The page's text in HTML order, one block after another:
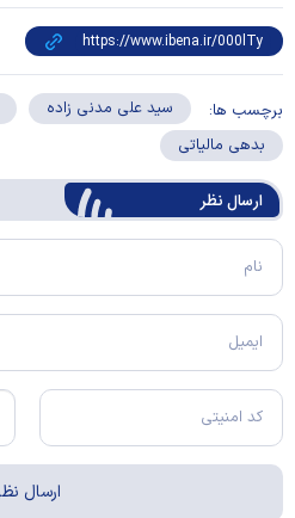
برچسب ها: سید علی مدنی زاده
بدهی مالیاتی
ارسال‌ نظر